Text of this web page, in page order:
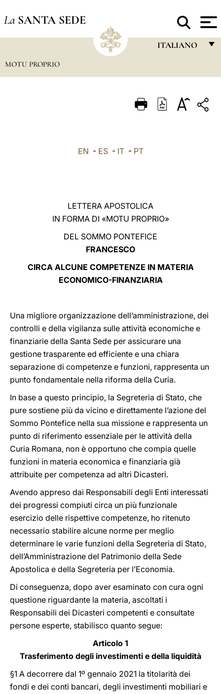
La SANTA SEDE
ITALIANO
ITALIANO
中文
LATINE
MOTU PROPRIO
EN - ES- IT- PT
LETTERA APOSTOLICA
IN FORMA DI «MOTU PROPRIO»
DEL SOMMO PONTEFICE
FRANCESCO
CIRCA ALCUNE COMPETENZE IN MATERIA
ECONOMICO-FINANZIARIA
Una migliore organizzazione dell’amministrazione, dei
controlli e della vigilanza sulle attività economiche e
finanziarie della Santa Sede per assicurare una
gestione trasparente ed efficiente e una chiara
separazione di competenze e funzioni, rappresenta un
punto fondamentale nella riforma della Curia.
In base a questo principio, la Segreteria di Stato, che
pure sostiene più da vicino e direttamente l’azione del
Sommo Pontefice nella sua missione e rappresenta un
punto di riferimento essenziale per le attività della
Curia Romana, non è opportuno che compia quelle
funzioni in materia economica e finanziaria già
attribuite per competenza ad altri Dicasteri.
Avendo appreso dai Responsabili degli Enti interessati
dei progressi compiuti circa un più funzionale
esercizio delle rispettive competenze, ho ritenuto
necessario stabilire alcune norme per meglio
determinare le varie funzioni della Segreteria di Stato,
dell’Amministrazione del Patrimonio della Sede
Apostolica e della Segreteria per l’Economia.
Di conseguenza, dopo aver esaminato con cura ogni
questione riguardante la materia, ascoltati i
Responsabili dei Dicasteri competenti e consultate
persone esperte, stabilisco quanto segue:
Articolo 1
Trasferimento degli investimenti e della liquidità
§1 A decorrere dal 1º gennaio 2021 la titolarità dei
fondi e dei conti bancari, degli investimenti mobiliari e